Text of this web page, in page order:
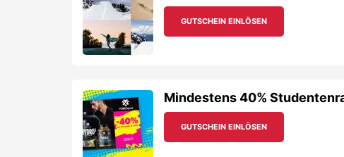
GUTSCHEIN EINLÖSEN
Mindestens 40%
GUTSCHEIN EINLÖSEN